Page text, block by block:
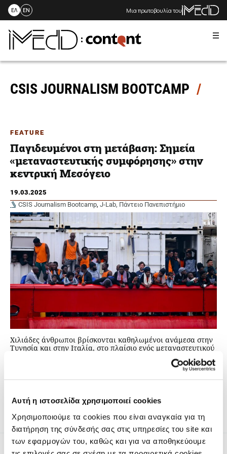
Αυτή η ιστοσελίδα χρησιμοποιεί cookies
Χρησιμοποιούμε τα cookies που είναι αναγκαία για τη
διατήρηση της σύνδεσής σας στις υπηρεσίες του site και
των εφαρμογών του, καθώς και για να αποθηκεύουμε
Skip
content
ΕΛ EN Μια πρωτοβουλία του
CSIS JOURNALISM BOOTCAMP
FEATURE
Παγιδευμένοι στη μετάβαση: Σημεία
«μεταναστευτικής συμφόρησης» στην
κεντρική Μεσόγειο
19.03.2025
CSIS Journalism Bootcamp, J-Lab, Πάντειο Πανεπιστήμιο
Χιλιάδες άνθρωποι βρίσκονται καθηλωμένοι ανάμεσα στην
Τυνησία και στην Ιταλία, στο πλαίσιο ενός μεταναστευτικού
συστήματος που έχει σχεδιαστεί για να τους κρατάει μακριά
από την Ευρώπη. Πώς επηρεάζουν οι τρέχουσες πολιτικές
περιφερειακοί φορείς για να προωθήσουν τη βιωσιμότητα